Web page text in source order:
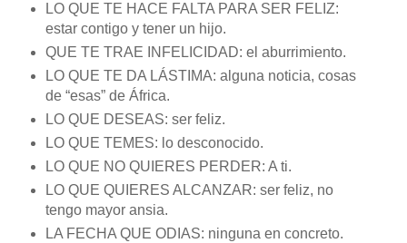
LO QUE TE HACE FALTA PARA SER FELIZ:
estar contigo y tener un hijo.
QUE TE TRAE INFELICIDAD: el aburrimiento.
LO QUE TE DA LÁSTIMA: alguna noticia, cosas
de “esas” de África.
LO QUE DESEAS: ser feliz.
LO QUE TEMES: lo desconocido.
LO QUE NO QUIERES PERDER: A ti.
LO QUE QUIERES ALCANZAR: ser feliz, no
tengo mayor ansia.
LA FECHA QUE ODIAS: ninguna en concreto.